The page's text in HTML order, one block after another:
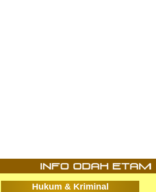
Hukum & Kriminal